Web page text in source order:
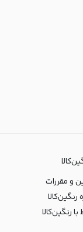
و مقررات
رنگین‌کالا
با رنگین‌کالا